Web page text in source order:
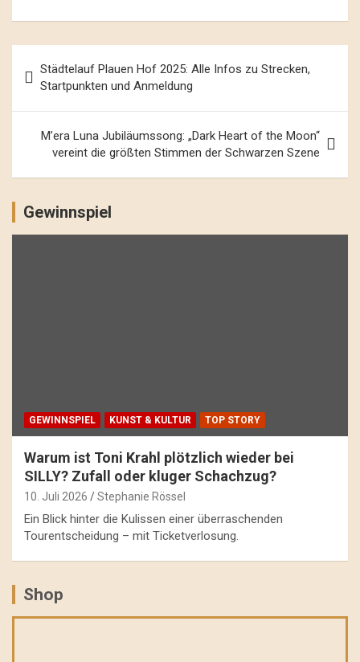
Navigation
Städtelauf Plauen Hof 2025: Alle Infos zu Strecken,
Startpunkten und Anmeldung
M’era Luna Jubiläumssong: „Dark Heart of the Moon“
vereint die größten Stimmen der Schwarzen Szene
Gewinnspiel
GEWINNSPIEL KUNST & KULTUR TOP STORY
Warum ist Toni Krahl plötzlich wieder bei
SILLY? Zufall oder kluger Schachzug?
10. Juli 2026 Stephanie Rössel
Ein Blick hinter die Kulissen einer überraschenden
Tourentscheidung – mit Ticketverlosung.
Shop